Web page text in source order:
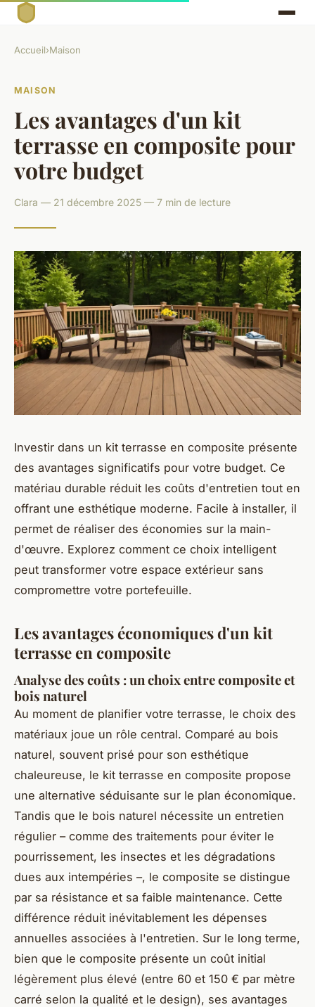
Accueil›Maison
MAISON
Les avantages d'un kit
terrasse en composite pour
votre budget
Clara — 21 décembre 2025 — 7 min de lecture
Investir dans un kit terrasse en composite présente
des avantages significatifs pour votre budget. Ce
matériau durable réduit les coûts d'entretien tout en
offrant une esthétique moderne. Facile à installer, il
permet de réaliser des économies sur la main-
d'œuvre. Explorez comment ce choix intelligent
peut transformer votre espace extérieur sans
compromettre votre portefeuille.
Les avantages économiques d'un kit
terrasse en composite
Analyse des coûts : un choix entre composite et
bois naturel
Au moment de planifier votre terrasse, le choix des
matériaux joue un rôle central. Comparé au bois
naturel, souvent prisé pour son esthétique
chaleureuse, le kit terrasse en composite propose
une alternative séduisante sur le plan économique.
Tandis que le bois naturel nécessite un entretien
régulier – comme des traitements pour éviter le
pourrissement, les insectes et les dégradations
dues aux intempéries –, le composite se distingue
par sa résistance et sa faible maintenance. Cette
différence réduit inévitablement les dépenses
annuelles associées à l'entretien. Sur le long terme,
bien que le composite présente un coût initial
légèrement plus élevé (entre 60 et 150 € par mètre
carré selon la qualité et le design), ses avantages